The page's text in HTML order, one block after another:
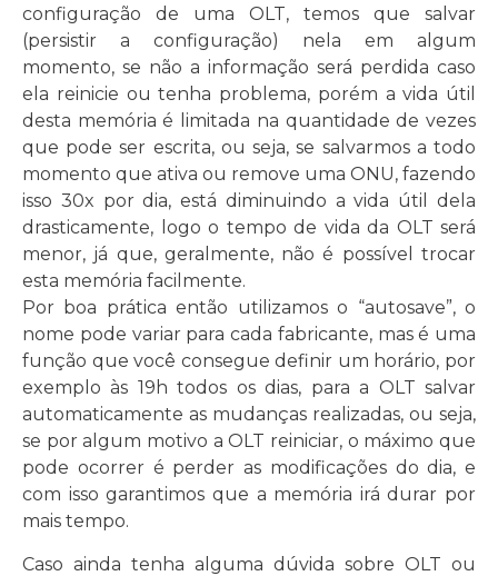
configuração de uma OLT, temos que salvar
(persistir a configuração) nela em algum
momento, se não a informação será perdida caso
ela reinicie ou tenha problema, porém a vida útil
desta memória é limitada na quantidade de vezes
que pode ser escrita, ou seja, se salvarmos a todo
momento que ativa ou remove uma ONU, fazendo
isso 30x por dia, está diminuindo a vida útil dela
drasticamente, logo o tempo de vida da OLT será
menor, já que, geralmente, não é possível trocar
esta memória facilmente.
Por boa prática então utilizamos o “autosave”, o
nome pode variar para cada fabricante, mas é uma
função que você consegue definir um horário, por
exemplo às 19h todos os dias, para a OLT salvar
automaticamente as mudanças realizadas, ou seja,
se por algum motivo a OLT reiniciar, o máximo que
pode ocorrer é perder as modificações do dia, e
com isso garantimos que a memória irá durar por
mais tempo.
Caso ainda tenha alguma dúvida sobre OLT ou